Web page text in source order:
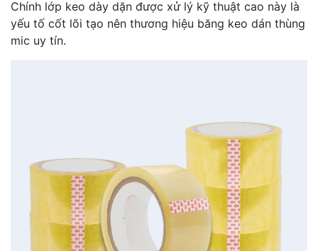
Chính lớp keo dày dặn được xử lý kỹ thuật cao này là
yếu tố cốt lõi tạo nên thương hiệu băng keo dán thùng
mic uy tín.